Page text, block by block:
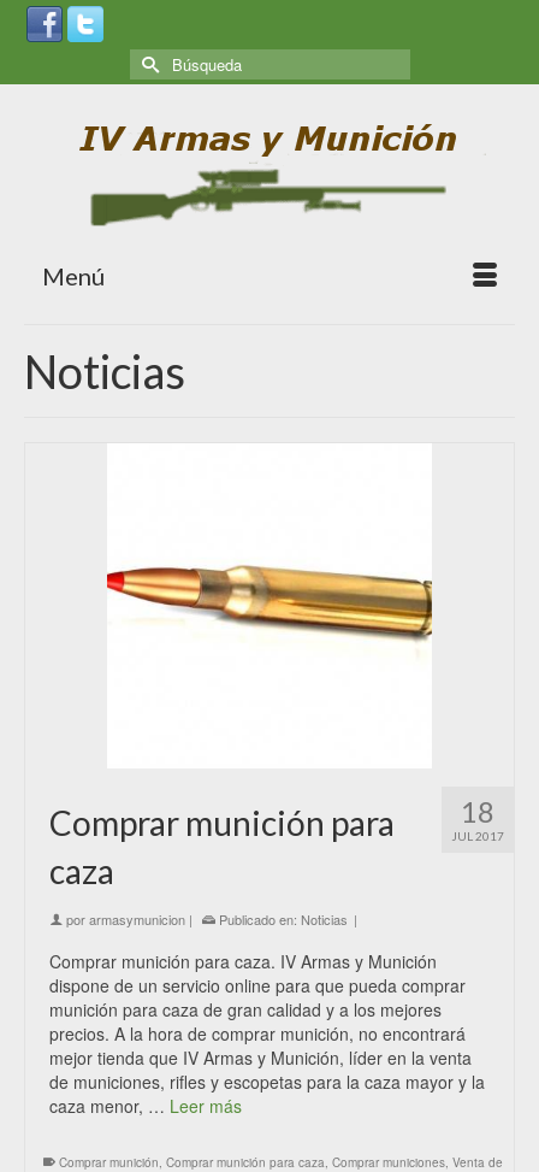
Menú
Noticias
18
JUL 2017
Comprar munición para
caza
porarmasymunicion | Publicado en: Noticias |
Comprar munición para caza. IV Armas y Munición
dispone de un servicio online para que pueda comprar
munición para caza de gran calidad y a los mejores
precios. A la hora de comprar munición, no encontrará
mejor tienda que IV Armas y Munición, líder en la venta
de municiones, rifles y escopetas para la caza mayor y la
caza menor, … Leer más
Comprar munición, Comprar munición para caza, Comprar municiones, Venta de